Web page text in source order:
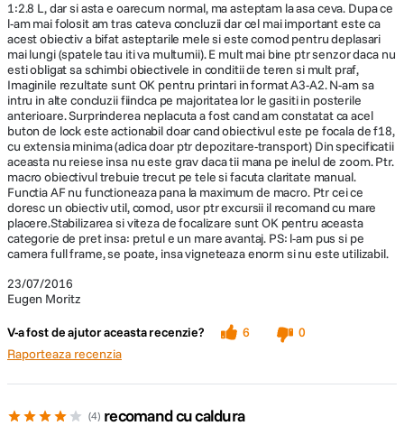
23/07/2016
Eugen Moritz
1:2.8 L, dar si asta e oarecum normal, ma asteptam la asa ceva. Dupa ce
l-am mai folosit am tras cateva concluzii dar cel mai important este ca
acest obiectiv a bifat asteptarile mele si este comod pentru deplasari
mai lungi (spatele tau iti va multumii). E mult mai bine ptr senzor daca nu
esti obligat sa schimbi obiectivele in conditii de teren si mult praf,
Imaginile rezultate sunt OK pentru printari in format A3-A2. N-am sa
intru in alte concluzii fiindca pe majoritatea lor le gasiti in posterile
anterioare. Surprinderea neplacuta a fost cand am constatat ca acel
buton de lock este actionabil doar cand obiectivul este pe focala de f18,
cu extensia minima (adica doar ptr depozitare-transport) Din specificatii
aceasta nu reiese insa nu este grav daca tii mana pe inelul de zoom. Ptr.
macro obiectivul trebuie trecut pe tele si facuta claritate manual.
Functia AF nu functioneaza pana la maximum de macro. Ptr cei ce
doresc un obiectiv util, comod, usor ptr excursii il recomand cu mare
placere.Stabilizarea si viteza de focalizare sunt OK pentru aceasta
categorie de pret insa: pretul e un mare avantaj. PS: l-am pus si pe
camera full frame, se poate, insa vigneteaza enorm si nu este utilizabil.
V-a fost de ajutor aceasta recenzie? 6
0
Raporteaza recenzia
4 recomand cu caldura